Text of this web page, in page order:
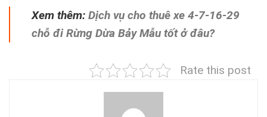
Xem thêm: Dịch vụ cho thuê xe 4-7-16-29
chỗ đi Rừng Dừa Bảy Mẫu tốt ở đâu?
Rate this post